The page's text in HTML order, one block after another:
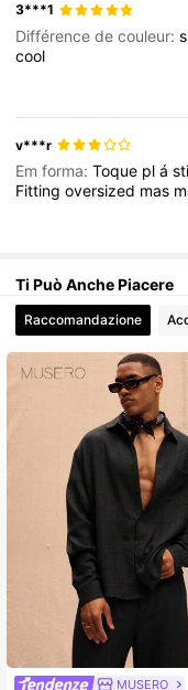
4.79 163K
4.79 163K
3***1
Différence de couleur:
cool
v***r
Em forma:Toque plá
Fittingoversized mas
Ti Può Anche Piacere
Raccomandazione
MUSERO